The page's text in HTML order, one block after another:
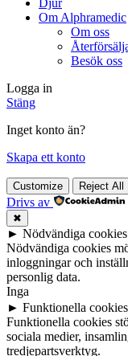
Djur
Om Alphramedic
Om oss
Besök oss
Logga in
Stäng
Inget konto än?
Skapa ett konto
Customize Reject All
Drivs av
✖
► Nödvändiga cookies
Nödvändiga cookies
inloggningar och
personlig data.
Inga
► Funktionella cookies
Funktionella cookies
sociala medier,
tredjepartsverktyg.